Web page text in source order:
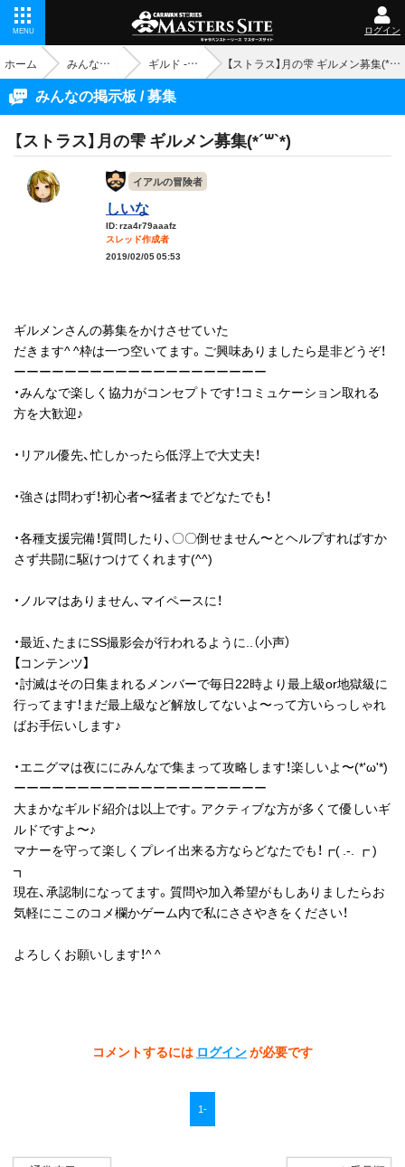
MENU ログイン
ホーム みんなの掲示板 ギルド - 募集 【ストラス】月の雫 ギルメン募集(*´꒳`*)
みんなの掲示板 / 募集
【ストラス】月の雫 ギルメン募集(*´꒳`*)
イアルの冒険者
しいな
ID: rza4r79aaafz
スレッド作成者
2019/02/05 05:53
ギルメンさんの募集をかけさせていた
だきます^ ^枠は一つ空いてます。ご興味ありましたら是非どうぞ！
ーーーーーーーーーーーーーーーーーーーー
・みんなで楽しく協力がコンセプトです！コミュケーション取れる
方を大歓迎♪
・リアル優先、忙しかったら低浮上で大丈夫！
・強さは問わず！初心者〜猛者までどなたでも！
・各種支援完備！質問したり、〇〇倒せません〜とヘルプすればすか
さず共闘に駆けつけてくれます(^^)
・ノルマはありません、マイペースに！
・最近、たまにSS撮影会が行われるように..（小声）
【コンテンツ】
・討滅はその日集まれるメンバーで毎日22時より最上級or地獄級に
行ってます！まだ最上級など解放してないよ〜って方いらっしゃれ
ばお手伝いします♪
・エニグマは夜ににみんなで集まって攻略します！楽しいよ〜(*'ω'*)
ーーーーーーーーーーーーーーーーーーーー
大まかなギルド紹介は以上です。アクティブな方が多くて優しいギ
ルドですよ〜♪
マナーを守って楽しくプレイ出来る方ならどなたでも！┏( .-. ┏ )
┓
現在、承認制になってます。質問や加入希望がもしありましたらお
気軽にここのコメ欄かゲーム内で私にささやきをください！
よろしくお願いします！^ ^
コメントするには ログインが必要です
1-